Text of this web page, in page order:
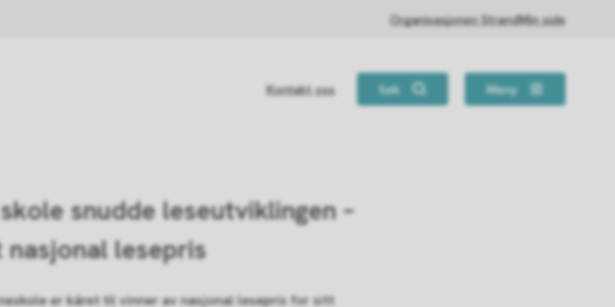
Organisasjonen StrandMin side
Kontakt oss Søk Meny
snudde leseutviklingen –
nasjonal lesepris
er kåret til vinner av nasjonal lesepris for sitt